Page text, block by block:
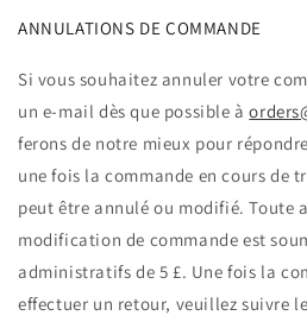
ANNULATIONS DE COMMANDE
Si vous souhaitez annuler votre
un e-mail dès que possible à
ferons de notre mieux pour
une fois la commande en cours de
peut être annulé ou modifié. Toute
modification de commande est
administratifs de 5 £. Une fois la
effectuer un retour, veuillez suivre